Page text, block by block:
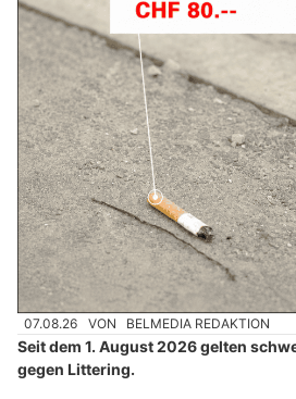
07.08.26 VON BELMEDIA REDAKTION
Seit dem 1. August 2026 gelten
gegen Littering.